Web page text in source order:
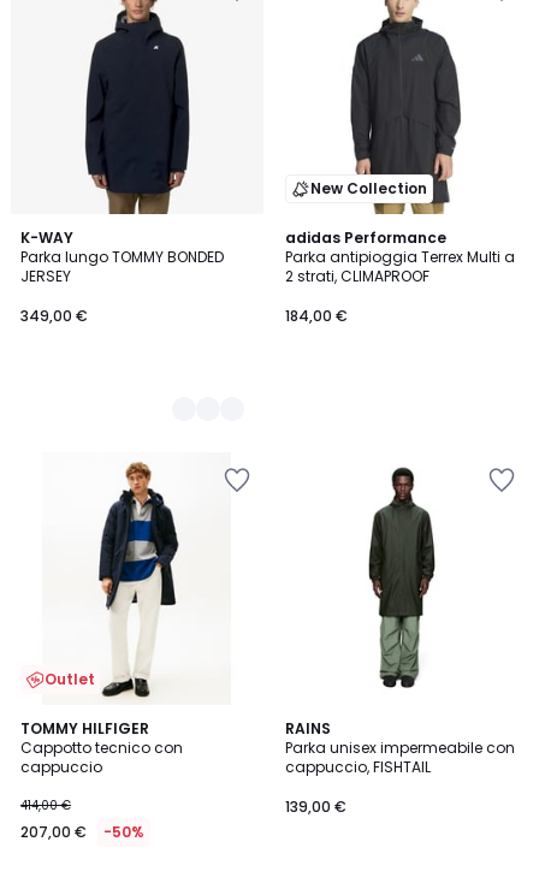
K-WAY
Parka lungo TOMMY BONDED
JERSEY
349,00 €
3
Colori
New Collection
adidas Performance
Parka antipioggia Terrex Multi a
2 strati, CLIMAPROOF
184,00 €
Outlet
TOMMY HILFIGER
Cappotto tecnico con
cappuccio
414,00 €
207,00 € -50%
RAINS
Parka unisex impermeabile con
cappuccio, FISHTAIL
139,00 €